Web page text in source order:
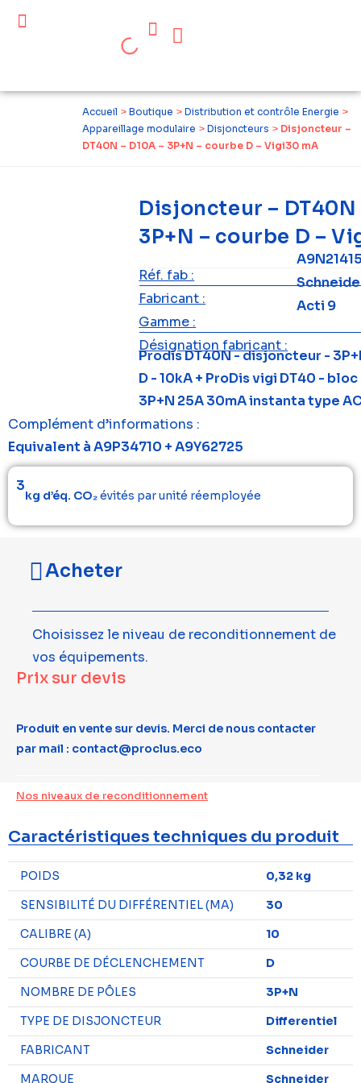
Accueil > Boutique > Distribution et contrôle Energie >
Appareillage modulaire > Disjoncteurs > Disjoncteur –
DT40N – D10A – 3P+N – courbe D – Vigi30 mA
Disjoncteur – DT40N
3P+N – courbe D –
Réf. fab :
Fabricant :
Gamme :
Acti 9
Désignation fabricant :
Prodis DT40N - disjoncteur -
D - 10kA + ProDis vigi DT40 -
3P+N 25A 30mA instanta type
Complément d’informations :
Equivalent à A9P34710 + A9Y62725
3
kg d’éq. CO₂évités par unité réemployée
Acheter
Choisissez le niveau de reconditionnement de
vos équipements.
Prix sur devis
Produit en vente sur devis. Merci de nous contacter
par mail : contact@proclus.eco
Nos niveaux de reconditionnement
Caractéristiques techniques du produit
POIDS
0,32 kg
SENSIBILITÉ DU DIFFÉRENTIEL (MA)
30
CALIBRE (A)
10
COURBE DE DÉCLENCHEMENT
D
NOMBRE DE PÔLES
3P+N
TYPE DE DISJONCTEUR
Differentiel
FABRICANT
Schneider
MARQUE
Schneider